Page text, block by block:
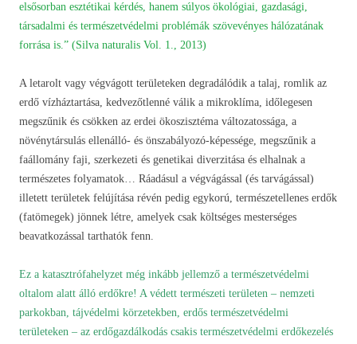
elsősorban esztétikai kérdés, hanem súlyos ökológiai, gazdasági,
társadalmi és természetvédelmi problémák szövevényes hálózatának
forrása is.” (Silva naturalis Vol. 1., 2013)
A letarolt vagy végvágott területeken degradálódik a talaj, romlik az
erdő vízháztartása, kedvezőtlenné válik a mikroklíma, időlegesen
megszűnik és csökken az erdei ökoszisztéma változatossága, a
növénytársulás ellenálló- és önszabályozó-képessége, megszűnik a
faállomány faji, szerkezeti és genetikai diverzitása és elhalnak a
természetes folyamatok… Ráadásul a végvágással (és tarvágással)
illetett területek felújítása révén pedig egykorú, természetellenes erdők
(fatömegek) jönnek létre, amelyek csak költséges mesterséges
beavatkozással tarthatók fenn.
Ez a katasztrófahelyzet még inkább jellemző a természetvédelmi
oltalom alatt álló erdőkre! A védett természeti területen – nemzeti
parkokban, tájvédelmi körzetekben, erdős természetvédelmi
területeken – az erdőgazdálkodás csakis természetvédelmi erdőkezelés